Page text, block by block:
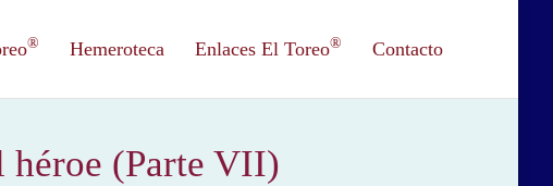
® Hemeroteca Enlaces El Toreo® Contacto
héroe (Parte VII)